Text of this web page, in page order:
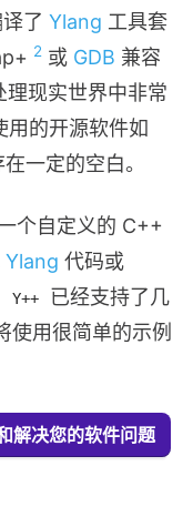
了 Ylang 工具套
2 或 GDB 兼容
理现实世界中非常
的开源软件如
一定的空白。
个自定义的 C++
Ylang 代码或
Y++
已经支持了几
使用很简单的示例
解决您的软件问题